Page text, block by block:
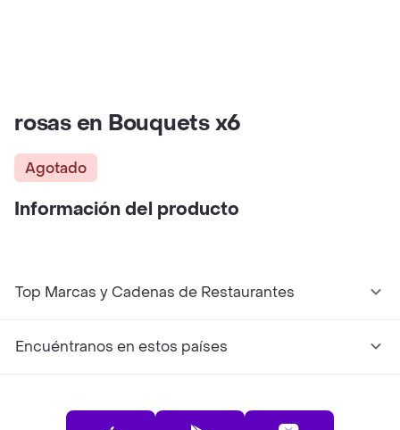
rosas en Bouquets x6
Agotado
Información del producto
Top Marcas y Cadenas de Restaurantes
Encuéntranos en estos países